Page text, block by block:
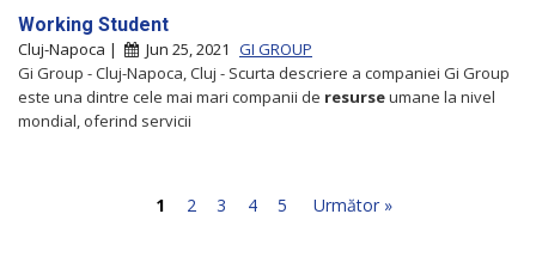
Working Student
Cluj-Napoca | Jun 25, 2021 GI GROUP
Gi Group - Cluj-Napoca, Cluj - Scurta descriere a companiei Gi Group
este una dintre cele mai mari companii de resurseumane la nivel
mondial, oferind servicii
1 2 3 4 5 Următor »